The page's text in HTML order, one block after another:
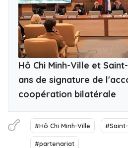
Hô Chi Minh-Ville et
ans de signature de
coopération bilatérale
#Hô Chi Minh-Ville
#partenariat